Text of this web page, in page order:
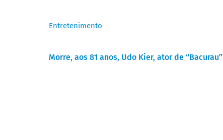
Entretenimento
Morre, aos 81 anos, Udo Kier, ator de